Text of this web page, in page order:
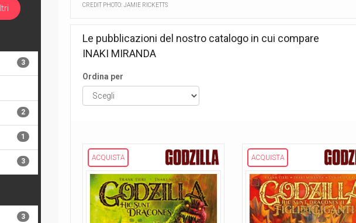
CREDIT PHOTO: JAMIE RICKETTS
Le pubblicazioni del nostro catalogo in cui compare
INAKI MIRANDA
Ordina per
ACQUISTA ACQUISTA
3
2
1
3
3